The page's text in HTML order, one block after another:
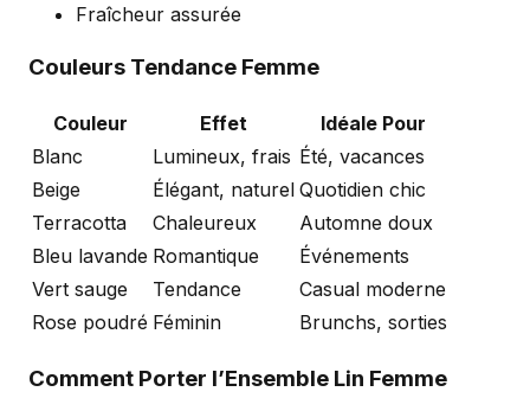
Fraîcheur assurée
Couleurs Tendance Femme
Couleur Effet
Idéale Pour
Blanc
Lumineux, frais Été, vacances
Beige
Élégant, naturel Quotidien chic
Terracotta
Chaleureux
Automne doux
Bleu lavande Romantique
Événements
Vert sauge
Tendance
Casual moderne
Rose poudré Féminin Brunchs, sorties
Comment Porter l’Ensemble Lin Femme